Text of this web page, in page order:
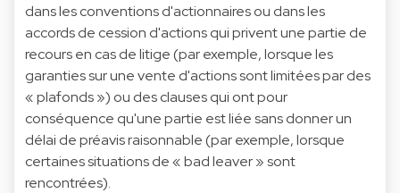
dans les conventions d'actionnaires ou dans les
accords de cession d'actions qui privent une partie de
recours en cas de litige (par exemple, lorsque les
garanties sur une vente d'actions sont limitées par des
« plafonds ») ou des clauses qui ont pour
conséquence qu'une partie est liée sans donner un
délai de préavis raisonnable (par exemple, lorsque
certaines situations de « bad leaver » sont
rencontrées).